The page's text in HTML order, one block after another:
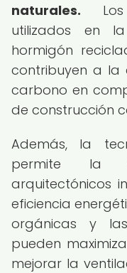
naturales. Los
utilizados en
hormigón
contribuyen a la
carbono en
de construcción
Además, la
permite la
arquitectónicos
eficiencia
orgánicas y
pueden
mejorar la